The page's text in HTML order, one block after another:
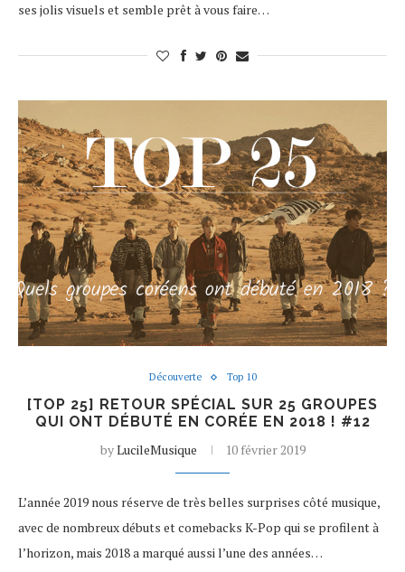
ses jolis visuels et semble prêt à vous faire…
Découverte Top 10
[TOP 25] RETOUR SPÉCIAL SUR 25 GROUPES
QUI ONT DÉBUTÉ EN CORÉE EN 2018 ! #12
byLucileMusique 10 février 2019
L’année 2019 nous réserve de très belles surprises côté musique,
avec de nombreux débuts et comebacks K-Pop qui se profilent à
l’horizon, mais 2018 a marqué aussi l’une des années…